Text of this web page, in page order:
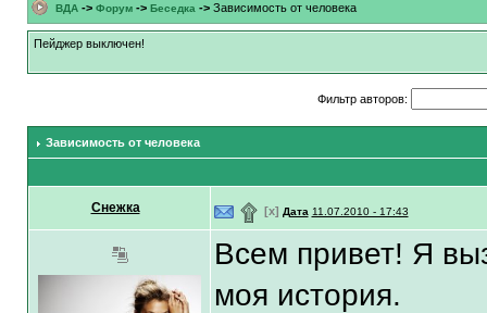
ВДА-> Форум-> Беседка -> Зависимость от человека
Пейджер выключен!
Фильтр авторов:
Зависимость от человека
Снежка ۩ [x] Дата 11.07.2010 - 17:43
Всем привет! Я
моя история.